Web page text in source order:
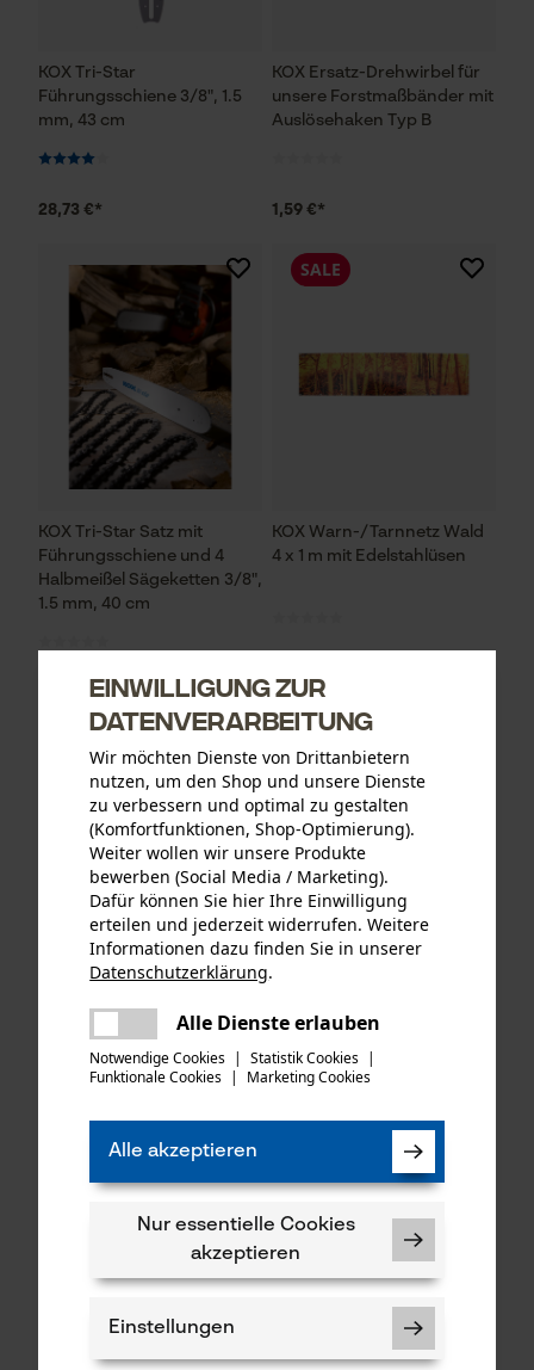
KOX Tri-Star
Führungsschiene 3/8", 1.5
mm, 43 cm
28,73 €*
KOX Ersatz-Drehwirbel für
unsere Forstmaßbänder mit
Auslösehaken Typ B
1,59 €*
KOX Tri-Star Satz mit
Führungsschiene und 4
Halbmeißel Sägeketten 3/8",
1.5 mm, 40 cm
79,46 €*
KOX Warn-/Tarnnetz Wald
4 x 1 m mit Edelstahlüsen
SALE
99,90 €
KOX Tri-Star Satz mit
Führungsschiene und 4
Halbmeißel Sägeketten
325", 1.5 mm, 50 cm
KOX Spatengabel mit
Einwilligung zur
Datenverarbeitung
Wir möchten Dienste von Drittanbietern
nutzen, um den Shop und unsere Dienste
zu verbessern und optimal zu gestalten
(Komfortfunktionen, Shop-Optimierung).
Weiter wollen wir unsere Produkte
bewerben (Social Media / Marketing).
Dafür können Sie hier Ihre Einwilligung
erteilen und jederzeit widerrufen. Weitere
Informationen dazu finden Sie in unserer
Datenschutzerklärung.
Alle Dienste erlauben
Notwendige Cookies | Statistik Cookies |
Funktionale Cookies | Marketing Cookies
Alle akzeptieren
Nur essentielle Cookies
akzeptieren
Einstellungen
Es ist ein Fehler aufgetreten. Bitte
versuchen Sie es erneut.
mail